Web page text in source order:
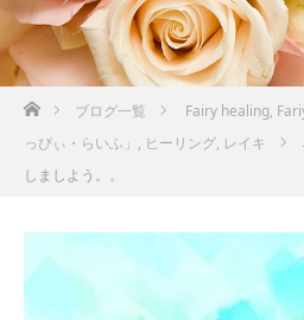
ホームブログ一覧 Fairy healing,
っぴぃ・らいふ」 , ヒーリング, レイキ
しましよう。。